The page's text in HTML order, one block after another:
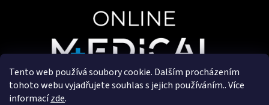
Tento web používá soubory cookie. Dalším procházením
tohoto webu vyjadřujete souhlas s jejich používáním.. Více
informacízde.
Copyright 2025OnlineMedical.cz. Všechna práva